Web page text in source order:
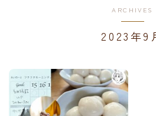
ARCHIVES
2023年9